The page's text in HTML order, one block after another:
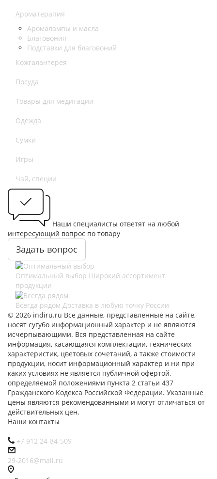
Ароматерапия
Аромалампы и масла
Благовония
Подставки для благовоний
Кожгалантерея
Посуда
Товары для медитации
Одежда
Сумки
Игры
Чай, специи
Наши специалисты ответят на любой
интересующий вопрос по товару
Задать вопрос
Оптимальный выбор Широкий ассортимент
продукции
Всегда рядом Доставка в любую точку России
© 2026 indiru.ru Все данные, представленные на сайте,
носят сугубо информационный характер и не являются
исчерпывающими. Вся представленная на сайте
информация, касающаяся комплектации, технических
характеристик, цветовых сочетаний, а также стоимости
продукции, носит информационный характер и ни при
каких условиях не является публичной офертой,
определяемой положениями пункта 2 статьи 437
Гражданского Кодекса Российской Федерации. Указанные
цены являются рекомендованными и могут отличаться от
действительных цен.
Наши контакты
+7 912 24-84-509
29-2016@mail.ru